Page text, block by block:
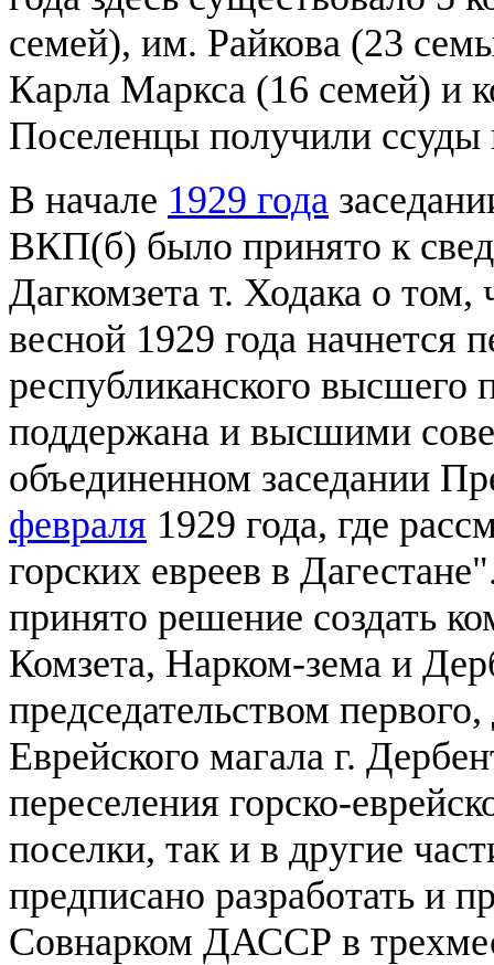
семей), им. Райкова (23
Карла Маркса (16 семей) и
Поселенцы получили
В начале 1929 года
ВКП(б) было принято к
Дагкомзета т. Ходака о
весной 1929 года начнется
республиканского высшего
поддержана и высшими
объединенном заседании
февраля 1929 года, где
горских евреев в
принято решение создать
Комзета, Нарком-зема и
председательством
Еврейского магала г.
переселения горско-
поселки, так и в другие
предписано разработать и
Совнарком ДАССР в